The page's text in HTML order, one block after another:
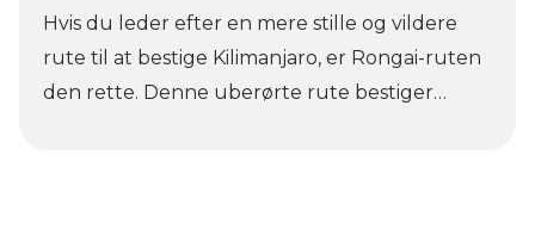
afsidesliggende tinder på grænsen mellem
Uganda og Den Demokratiske Republik
Congo, er disse bjerge langt mere
Hvis du leder efter en mere stille og vildere
rute til at bestige Kilimanjaro, er Rongai-ruten
den rette. Denne uberørte rute bestiger